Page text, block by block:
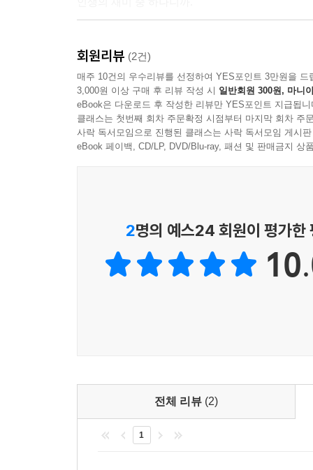
유이와 다쿠미는 구름을 타고 사라진 백여우를 쫓
학교 끝나고 집에 돌아온 유이는 경악하고 말았
달린 구미호의 후손, 구미 할머니였다. 무턱대
말하더니, 유이에게 바람의 귀까지 빌려 달라
여우들의 싸움에 함께하게 된 이들을 따라가 보자.
갑자기 찾아온 요란한 여우들 덕분에 수상한 이
들키지 않고 무사히 여우들을 돌려보낼 수 있을
고단샤 그림책상, 노마 아동문예상, 산케이 아동
있게 되었다. 2003년부터 현재까지 계속 출간되
흥미진진하게 선보인다. 이 작가의 작품이 왜 이
회원리뷰 (2건)
매주 10건의 우수리뷰를 선정하여 YES포인트 3만원을 드
3,000원 이상 구매 후 리뷰 작성 시 일반회원 300원, 마니
eBook은 다운로드 후 작성한 리뷰만 YES포인트 지급됩니
클래스는 첫번째 회차 주문확정 시점부터 마지막 회차 주
사락 독서모임으로 진행된 클래스는 사락 독서모임 게시
eBook 페이백, CD/LP, DVD/Blu-ray, 패션 및 판매금지 상
2명의 예스24 회원이 평가한
전체 리뷰 (2)
1